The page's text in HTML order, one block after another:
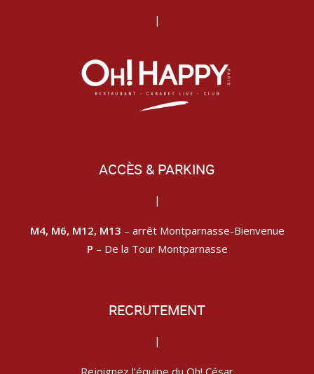
|
ACCÈS & PARKING
|
M4, M6, M12, M13 – arrêt Montparnasse-Bienvenue
P – De la Tour Montparnasse
RECRUTEMENT
|
Rejoignez l’équipe du Oh! César